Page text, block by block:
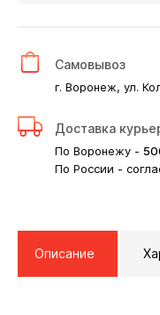
Самовывоз
г. Воронеж, ул.
Доставка
По Воронежу -
По России -
Описание